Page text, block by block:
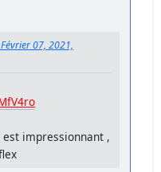
07, 2021,
est impressionnant ,